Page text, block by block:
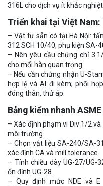
316L cho dịch vụ ít khắc nghiệt.
Triển khai tại Việt
– Vật tư sẵn có tại Hà Nội:
312 SCH 10/40, phụ kiện SA-
– Nên yêu cầu chứng chỉ
cho mối hàn quan trọng.
– Nếu cần chứng nhận U-
hợp lệ và AI đi kèm; phối
đóng thân, thử áp.
Bảng kiểm nhanh
– Xác định phạm vi Div 1/2 và
môi trường.
– Chọn vật liệu SA-240/SA-
xác định CA và mill tolerance.
– Tính chiều dày UG-27/UG-
ổn định UG-28.
– Quy định mức NDE và E